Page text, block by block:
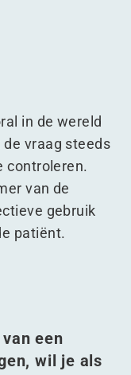
in de wereld
vraag steeds
controleren.
van de
gebruik
patiënt.
een
wil je als